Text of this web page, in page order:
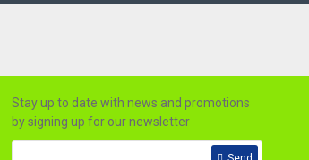
Stay up to date with news and promotions
by signing up for our newsletter